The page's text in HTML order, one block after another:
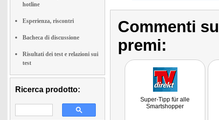
hotline
Esperienza, riscontri
Bacheca di discussione
Risultati dei test e relazioni sui
test
Ricerca prodotto:
Commenti
premi:
Super-Tipp für alle
Smartshopper